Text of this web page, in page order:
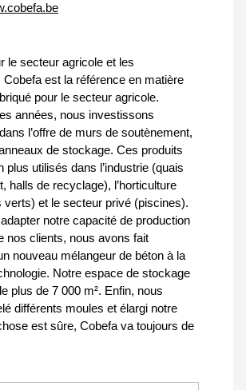
le secteur agricole et les
Cobefa est la référence en matière
pour le secteur agricole.
années, nous investissons
l’offre de murs de soutènement,
de stockage. Ces produits
plus utilisés dans l’industrie (quais
halls de recyclage), l’horticulture
verts) et le secteur privé (piscines).
notre capacité de production
nos clients, nous avons fait
nouveau mélangeur de béton à la
Notre espace de stockage
plus de 7 000 m². Enfin, nous
différents moules et élargi notre
est sûre, Cobefa va toujours de